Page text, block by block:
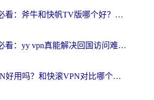
海外党必看：斧牛和快帆TV版哪个好？3分钟选对回国加速器，无缝刷B站、追热剧
海外党必看：yy vpn真能解决回国访问难题？附云极initap测评+免费方案对比
穿梭VPN好用吗？和快滚VPN对比哪个回国效果更好？海外党选回国加速器必看指南